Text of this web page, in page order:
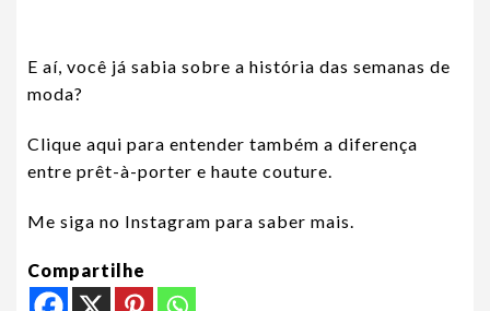
E aí, você já sabia sobre a história das semanas de
moda?
Clique aqui para entender também a diferença
entre prêt-à-porter e haute couture.
Me siga no Instagram para saber mais.
Compartilhe